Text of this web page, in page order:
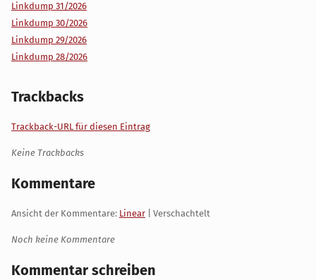
Linkdump 31/2026
Linkdump 30/2026
Linkdump 29/2026
Linkdump 28/2026
Trackbacks
Trackback-URL für diesen Eintrag
Keine Trackbacks
Kommentare
Ansicht der Kommentare: Linear | Verschachtelt
Noch keine Kommentare
Kommentar schreiben